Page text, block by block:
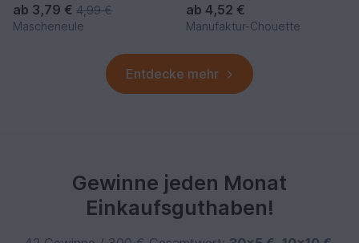
ab 3,79 € 4,99 €
Mascheneule
ab 4,52 €
Manufaktur-Chouette
Entdecke mehr
Gewinne jeden Monat
Einkaufsguthaben!